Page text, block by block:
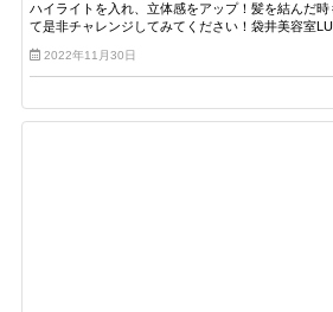
ハイライトを入れ、立体感をアップ！髪を結んだ
て是非チャレンジしてみてください！袋井美容室
2022年11月30日